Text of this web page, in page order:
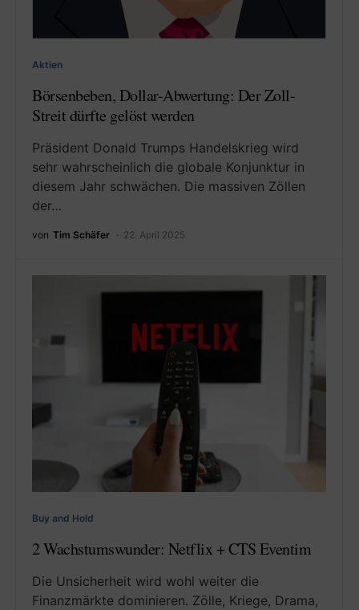
Aktien
Börsenbeben, Dollar-Abwertung: Der Zoll-
Streit dürfte gelöst werden
Präsident Donald Trumps Handelskrieg wird
sehr wahrscheinlich die globale Konjunktur in
diesem Jahr schwächen. Die massiven Zöllen
der…
von Tim Schäfer 22. April 2025
Buy and Hold
2 Wachstumswunder: Netflix + CTS Eventim
Die Unsicherheit wird wohl weiter die
Finanzmärkte dominieren. Zölle, Kriege, Drama,